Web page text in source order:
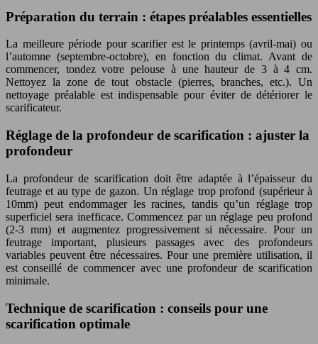
Préparation du terrain : étapes préalables essentielles
La meilleure période pour scarifier est le printemps (avril-mai) ou
l’automne (septembre-octobre), en fonction du climat. Avant de
commencer, tondez votre pelouse à une hauteur de 3 à 4 cm.
Nettoyez la zone de tout obstacle (pierres, branches, etc.). Un
nettoyage préalable est indispensable pour éviter de détériorer le
scarificateur.
Réglage de la profondeur de scarification : ajuster la
profondeur
La profondeur de scarification doit être adaptée à l’épaisseur du
feutrage et au type de gazon. Un réglage trop profond (supérieur à
10mm) peut endommager les racines, tandis qu’un réglage trop
superficiel sera inefficace. Commencez par un réglage peu profond
(2-3 mm) et augmentez progressivement si nécessaire. Pour un
feutrage important, plusieurs passages avec des profondeurs
variables peuvent être nécessaires. Pour une première utilisation, il
est conseillé de commencer avec une profondeur de scarification
minimale.
Technique de scarification : conseils pour une
scarification optimale